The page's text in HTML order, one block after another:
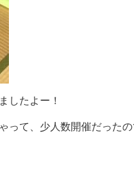
したよー！
って、少人数開催だった